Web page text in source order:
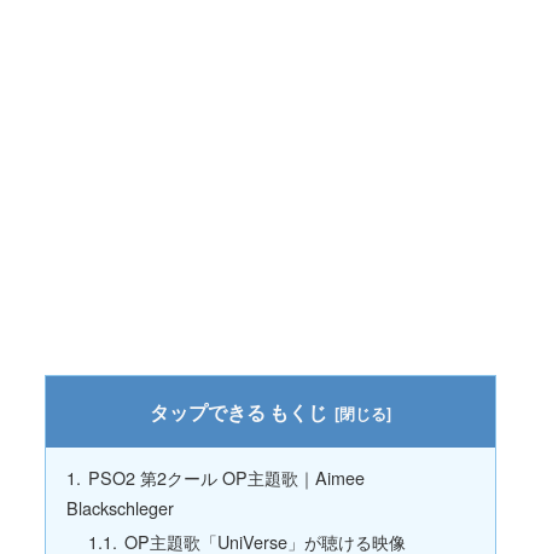
もくじ
PSO2 第2クール OP主題歌｜Aimee
Blackschleger
OP主題歌「UniVerse」が聴ける映像